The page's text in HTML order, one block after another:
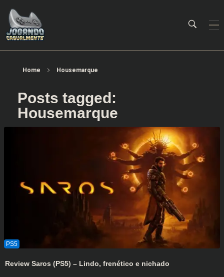
Home Housemarque
Posts tagged:
Housemarque
Review Saros (PS5) – Lindo, frenético e nichado